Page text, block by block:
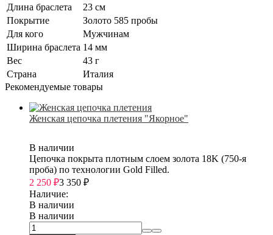
Длина браслета
23 см
Покрытие
Золото 585 пробы
Для кого
Мужчинам
Ширина браслета 14 мм
Вес
43 г
Страна
Италия
Рекомендуемые товары
Женская цепочка плетения "Якорное"
В наличии
Цепочка покрыта плотным слоем золота 18K (750-я
проба) по технологии Gold Filled.
2 250 ₽3 350 ₽
Наличие:
В наличии
В наличии